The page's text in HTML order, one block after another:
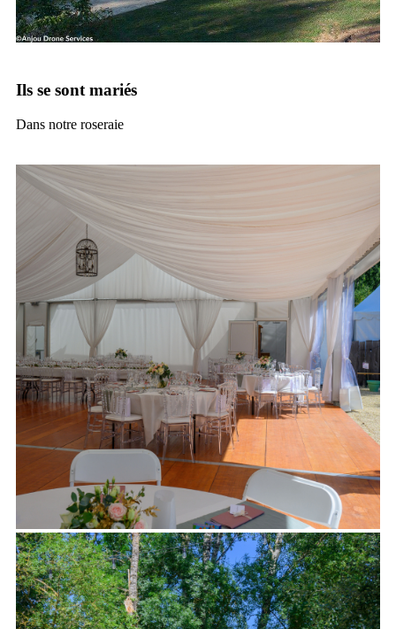
Ils se sont mariés
Dans notre roseraie